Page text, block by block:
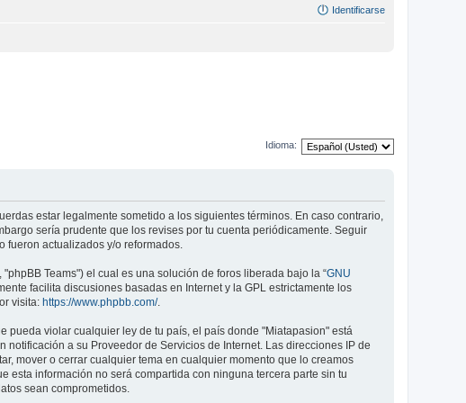
Identificarse
Idioma:
estar legalmente sometido a los siguientes términos. En caso contrario,
sería prudente que los revises por tu cuenta periódicamente. Seguir
fueron actualizados y/o reformados.
Teams") el cual es una solución de foros liberada bajo la “GNU
facilita discusiones basadas en Internet y la GPL estrictamente los
visita: https://www.phpbb.com/.
pueda violar cualquier ley de tu país, el país donde "Miatapasion" está
a su Proveedor de Servicios de Internet. Las direcciones IP de
mover o cerrar cualquier tema en cualquier momento que lo creamos
información no será compartida con ninguna tercera parte sin tu
sean comprometidos.